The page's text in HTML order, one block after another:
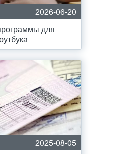
2026-06-20
для
2025-08-05